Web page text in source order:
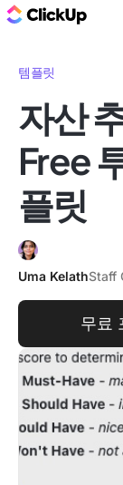
템플릿
자산
Free
플릿
Uma KelathStaff
무료